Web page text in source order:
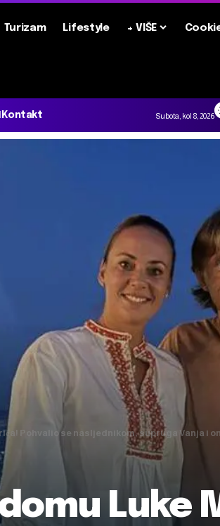
Turizam Lifestyle + VIŠE
Kontakt Subota, kol 8, 2026
Pohvalio se nasljednikom, supruga Vanja i
Luke